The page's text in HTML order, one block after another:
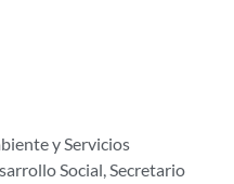
y Servicios
Social,Secretario